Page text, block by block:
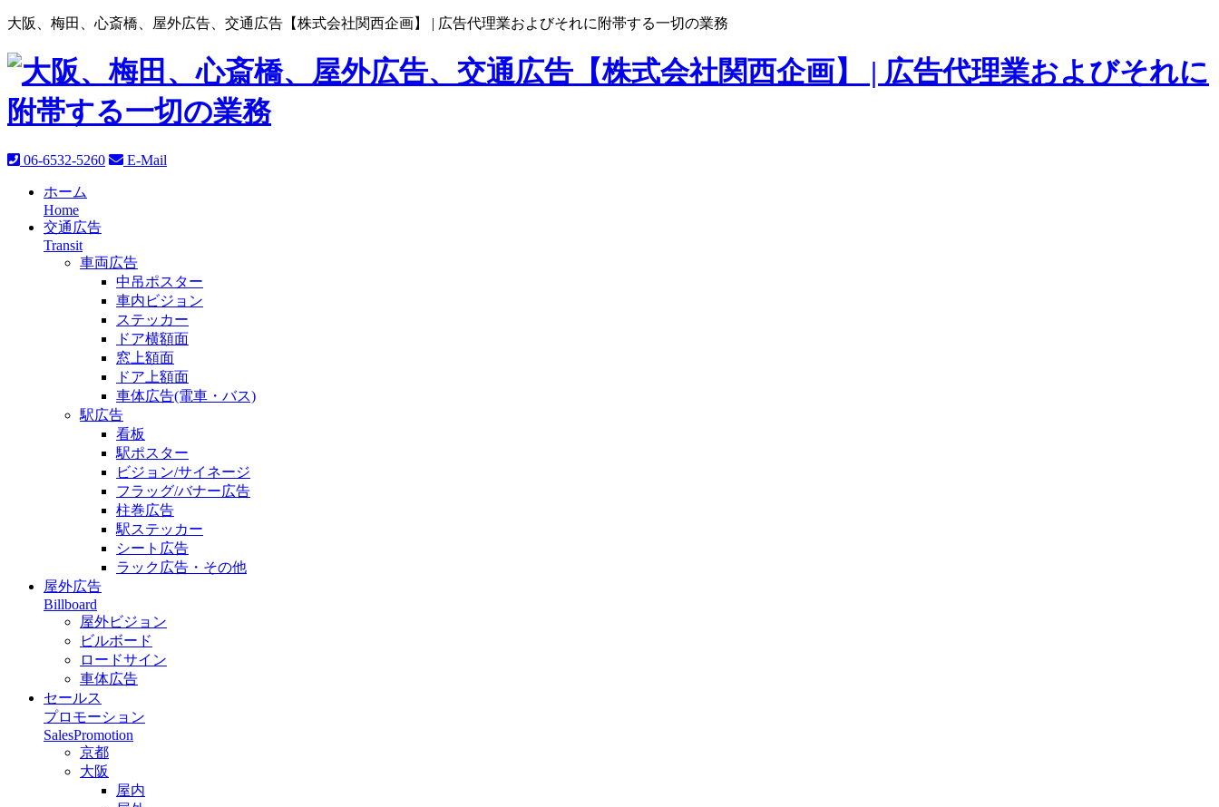
大阪、梅田、心斎橋、屋外広告、交通広告【株式会社関西企画】 | 広告代理業およびそれに附帯する一切の業務
06-6532-5260 E-Mail
ホーム
Home
交通広告
Transit
車両広告
中吊ポスター
車内ビジョン
ステッカー
ドア横額面
窓上額面
ドア上額面
車体広告(電車・バス)
駅広告
看板
駅ポスター
ビジョン/サイネージ
フラッグ/バナー広告
柱巻広告
駅ステッカー
シート広告
ラック広告・その他
屋外広告
Billboard
屋外ビジョン
ビルボード
ロードサイン
車体広告
セールス
プロモーション
SalesPromotion
京都
大阪
屋内